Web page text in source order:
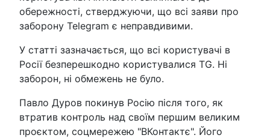
обережності, стверджуючи, що всі заяви про
заборону Telegram є неправдивими.
У статті зазначається, що всі користувачі в
Росії безперешкодно користувалися TG. Ні
заборон, ні обмежень не було.
Павло Дуров покинув Росію після того, як
втратив контроль над своїм першим великим
проєктом, соцмережею "ВКонтактє". Його